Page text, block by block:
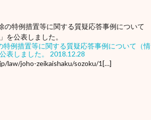
例措置等に関する質疑応答事例について（情
表しました。
2018.12.28
law/joho-zeikaishaku/sozoku/1[…]